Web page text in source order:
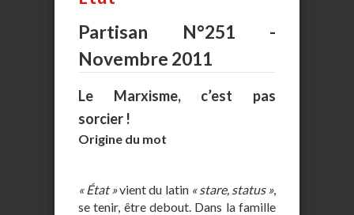
Partisan N°251 -
Novembre 2011
Le Marxisme, c’est pas
sorcier !
Origine du mot
« État »vient du latin « stare, status »,
se tenir, être debout. Dans la famille